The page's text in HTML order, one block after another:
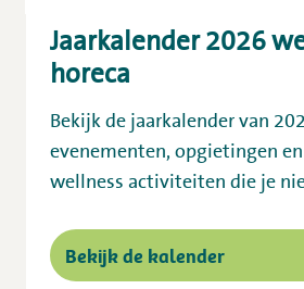
Jaarkalender 2026
horeca
Bekijk de jaarkalender van
evenementen, opgietingen
wellness activiteiten die je
Bekijk de kalender